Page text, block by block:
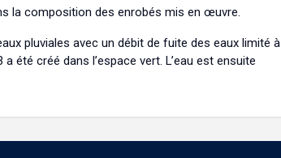
la composition des enrobés mis en œuvre.
pluviales avec un débit de fuite des eaux limité à
été créé dans l’espace vert. L’eau est ensuite